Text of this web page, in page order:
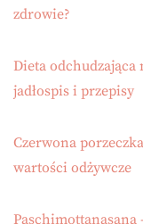
zdrowie?
Dieta
jadłospis i przepisy
Czerwona
wartości odżywcze